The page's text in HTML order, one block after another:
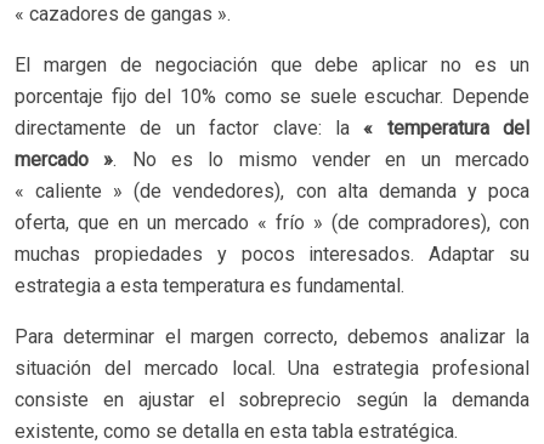
« cazadores de gangas ».
El margen de negociación que debe aplicar no es un
porcentaje fijo del 10% como se suele escuchar. Depende
directamente de un factor clave: la« temperatura del
mercado ». No es lo mismo vender en un mercado
« caliente » (de vendedores), con alta demanda y poca
oferta, que en un mercado « frío » (de compradores), con
muchas propiedades y pocos interesados. Adaptar su
estrategia a esta temperatura es fundamental.
Para determinar el margen correcto, debemos analizar la
situación del mercado local. Una estrategia profesional
consiste en ajustar el sobreprecio según la demanda
existente, como se detalla en esta tabla estratégica.